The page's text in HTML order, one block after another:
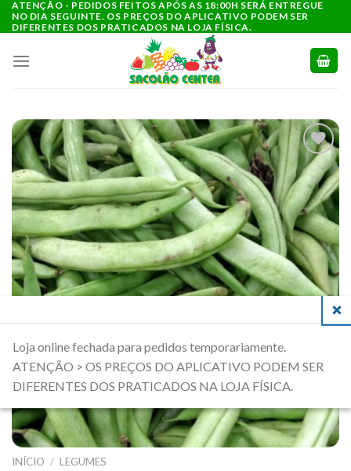
para
conteúdo
ATENÇÃO - PEDIDOS FEITOS APÓS AS 18:00H SERÁ ENTREGUE
NO DIA SEGUINTE. OS PREÇOS DO APLICATIVO PODEM SER
DIFERENTES DOS PRATICADOS NA LOJA FÍSICA.
ADICIONAR
A LISTA DE
COMPRAS
INÍCIO / LEGUMES
Loja online fechada para pedidos temporariamente.
ATENÇÃO > OS PREÇOS DO APLICATIVO PODEM SER
DIFERENTES DOS PRATICADOS NA LOJA FÍSICA.